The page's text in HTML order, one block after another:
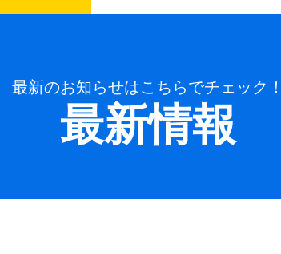
最新のお知らせはこちらでチェック！
最新情報
2024.12.26
年末年始休業のお知らせ